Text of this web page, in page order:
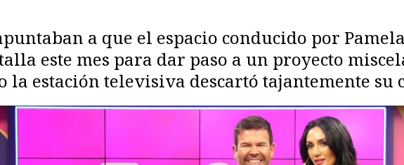
a que el espacio conducido por
este mes para dar paso a un proyecto
la estación televisiva descartó tajantemente su